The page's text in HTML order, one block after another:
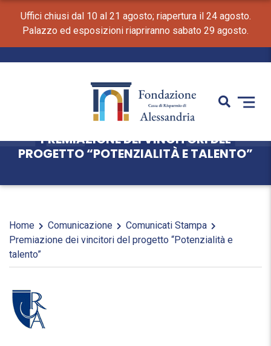
Uffici chiusi dal 10 al 21 agosto; riapertura il 24 agosto.
Palazzo ed esposizioni riapriranno sabato 29 agosto.
PREMIAZIONE DEI VINCITORI DEL
PROGETTO “POTENZIALITÀ E TALENTO”
Home Comunicazione
Comunicati Stampa
Premiazione dei vincitori del progetto “Potenzialità e
talento”